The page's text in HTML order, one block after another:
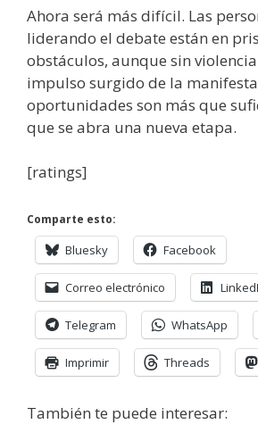
Ahora será más difícil. Las
liderando el debate están en
obstáculos, aunque sin
impulso surgido de la
oportunidades son más que
que se abra una nueva etapa.
[ratings]
Comparte esto:
Bluesky Facebook
Correo electrónico
Telegram WhatsApp
Imprimir Threads
También te puede interesar: